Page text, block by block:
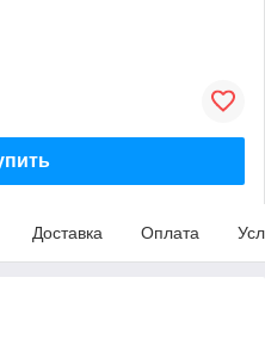
Доставка Оплата